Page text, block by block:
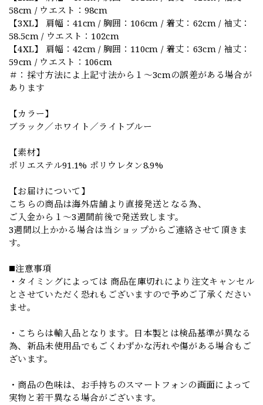
58cm / ウエスト：98cm
【3XL】 肩幅：41cm / 胸囲：106cm / 着丈：62cm / 袖丈：
58.5cm / ウエスト：102cm
【4XL】 肩幅：42cm / 胸囲：110cm / 着丈：63cm / 袖丈：
59cm / ウエスト：106cm
＃：採寸方法によ上記寸法から１～3cmの誤差がある場合が
あります
【カラー】
ブラック／ホワイト／ライトブルー
【素材】
ポリエステル91.1% ポリウレタン8.9%
【お届けについて】
こちらの商品は海外店舗より直接発送となる為、
ご入金から１～3週間前後で発送致します。
3週間以上かかる場合は当ショップからご連絡させて頂きま
す。
◼️注意事項
・タイミングによっては 商品在庫切れにより注文キャンセル
とさせていただく恐れもございますので予めご了承ください
ませ。
・こちらは輸入品となります。日本製とは検品基準が異なる
為、新品未使用品でもごくわずかな汚れや傷がある場合もご
ざいます。
・商品の色味は、お手持ちのスマートフォンの画面によって
実物と若干異なる場合がございます。